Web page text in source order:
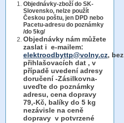
Objednávky-zboží do SK-
Slovensko, nelze použít
Českou poštu, jen DPD nebo
Pacetu-adresu do poznámky
/do 5kg/
Objednávky nám můžete
zaslat i e-mailem:
elektroodbyttp@volny.cz, bez
přihlašovacích dat , v
případě uvedení adresy
doručení -Zásilkovna-
uveďte do poznámky
adresu, cena dopravy
79,-Kč, balíky do 5 kg
nezávisle na ceně
dopravy v potvrzené